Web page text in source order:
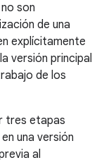
son
de una
explícitamente
versión principal
de los
tres etapas
una versión
al